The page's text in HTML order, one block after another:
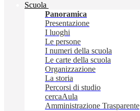
Scuola
Panoramica
Presentazione
I luoghi
Le persone
I numeri della scuola
Le carte della scuola
Organizzazione
La storia
Percorsi di studio
cercaAula
Amministrazione Trasparente